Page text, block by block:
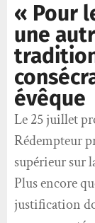
« Pour
une
évêque
Le 25 juillet
Rédempteur
supérieur sur
Plus encore
justification